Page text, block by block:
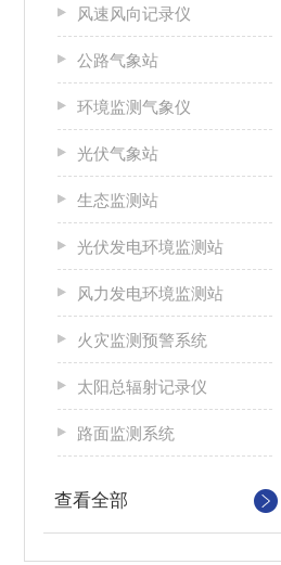
风速风向记录仪
公路气象站
环境监测气象仪
光伏气象站
生态监测站
光伏发电环境监测站
风力发电环境监测站
火灾监测预警系统
太阳总辐射记录仪
路面监测系统
查看全部